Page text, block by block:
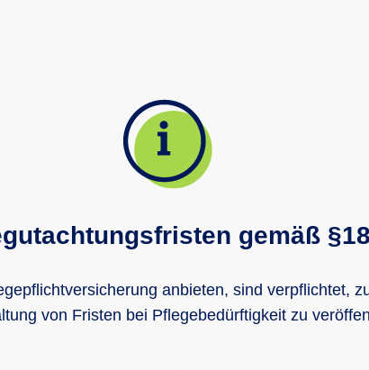
gemäß
anbieten, sind verpflichtet,
von Fristen bei Pflegebedürftigkeit zu